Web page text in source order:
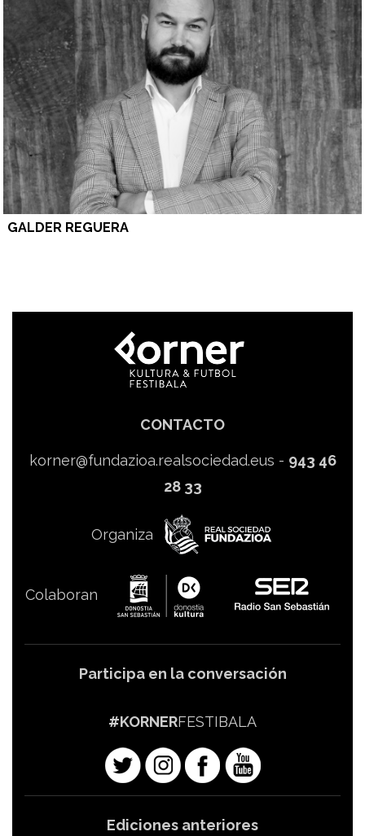
GALDER REGUERA
CONTACTO
korner@fundazioa.realsociedad.eus - 943 46
28 33
Organiza
Colaboran
Participa en la conversación
#KORNERFESTIBALA
Ediciones anteriores